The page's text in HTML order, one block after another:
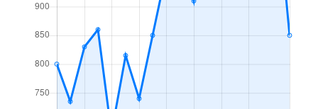
北７条西
610万円
北７条西
2,300万円
北７条西
4,000万円